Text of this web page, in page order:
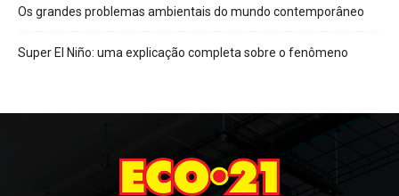
Os grandes problemas ambientais do mundo contemporâneo
Super El Niño: uma explicação completa sobre o fenômeno